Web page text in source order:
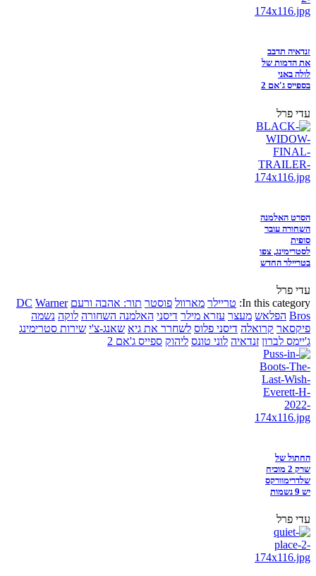
זנדאיה תדבב
את הדמות של
לולה באני
בספייס ג'אם 2
עדי פרל
הסרט האלמנה
השחורה עובר
סופית
לסטרימינג, צפו
בטריילר החדש
עדי פרל
In this category: טריילר מארוול פוסטר תור: אהבה ורעם DC Warner
Bros הפלאש מעצר עזרא מילר דיסני האלמנה השחורה לוקה נשמה
פיקסאר קרואלה דיסני פלוס לשחרר את גיא שאנג-צ'י שירות סטרימינג
ג'יימס לברון זנדאיה לוני טונס ליהוק ספייס ג'אם 2
החתול של
שרק 2 מוכיח
שלדרימוורקס
יש 9 נשמות
עדי פרל